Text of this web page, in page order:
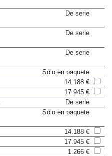
De serie
De serie
De serie
Sólo en paquete
14.188 €
17.945 €
De serie
Sólo en paquete
14.188 €
17.945 €
1.266 €